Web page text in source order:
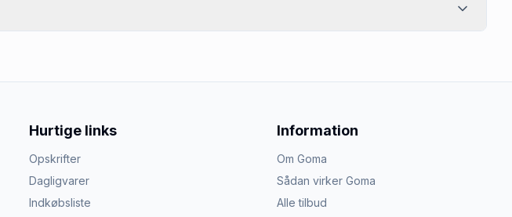
Hurtige links
Opskrifter
Dagligvarer
Indkøbsliste
Information
Om Goma
Sådan virker Goma
Alle tilbud